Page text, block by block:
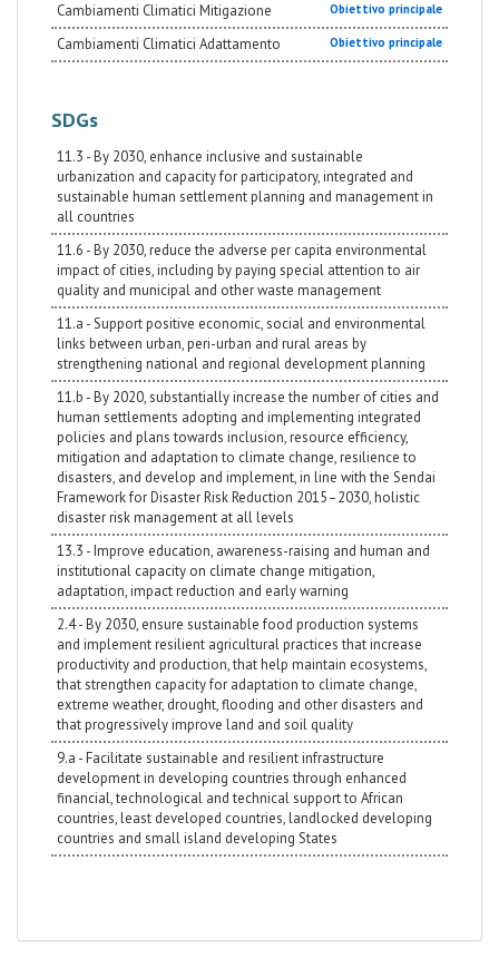
Cambiamenti Climatici Mitigazione Obiettivo principale
Cambiamenti Climatici Adattamento Obiettivo principale
SDGs
11.3 - By 2030, enhance inclusive and sustainable
urbanization and capacity for participatory, integrated and
sustainable human settlement planning and management in
all countries
11.6 - By 2030, reduce the adverse per capita environmental
impact of cities, including by paying special attention to air
quality and municipal and other waste management
11.a - Support positive economic, social and environmental
links between urban, peri-urban and rural areas by
strengthening national and regional development planning
11.b - By 2020, substantially increase the number of cities and
human settlements adopting and implementing integrated
policies and plans towards inclusion, resource efficiency,
mitigation and adaptation to climate change, resilience to
disasters, and develop and implement, in line with the Sendai
Framework for Disaster Risk Reduction 2015–2030, holistic
disaster risk management at all levels
13.3 - Improve education, awareness-raising and human and
institutional capacity on climate change mitigation,
adaptation, impact reduction and early warning
2.4 - By 2030, ensure sustainable food production systems
and implement resilient agricultural practices that increase
productivity and production, that help maintain ecosystems,
that strengthen capacity for adaptation to climate change,
extreme weather, drought, flooding and other disasters and
that progressively improve land and soil quality
9.a - Facilitate sustainable and resilient infrastructure
development in developing countries through enhanced
financial, technological and technical support to African
countries, least developed countries, landlocked developing
countries and small island developing States